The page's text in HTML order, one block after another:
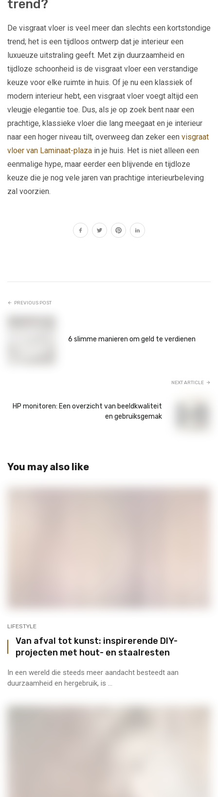
trend?
De visgraat vloer is veel meer dan slechts een kortstondige
trend; het is een tijdloos ontwerp dat je interieur een
luxueuze uitstraling geeft. Met zijn duurzaamheid en
tijdloze schoonheid is de visgraat vloer een verstandige
keuze voor elke ruimte in huis. Of je nu een klassiek of
modern interieur hebt, een visgraat vloer voegt altijd een
vleugje elegantie toe. Dus, als je op zoek bent naar een
prachtige, klassieke vloer die lang meegaat en je interieur
naar een hoger niveau tilt, overweeg dan zeker een visgraat
vloer van Laminaat-plaza in je huis. Het is niet alleen een
eenmalige hype, maar eerder een blijvende en tijdloze
keuze die je nog vele jaren van prachtige interieurbeleving
zal voorzien.
PREVIOUS POST
6 slimme manieren om geld te verdienen
NEXT ARTICLE
HP monitoren: Een overzicht van beeldkwaliteit
en gebruiksgemak
You may also like
LIFESTYLE
Van afval tot kunst: inspirerende DIY-
projecten met hout- en staalresten
In een wereld die steeds meer aandacht besteedt aan
duurzaamheid en hergebruik, is ...